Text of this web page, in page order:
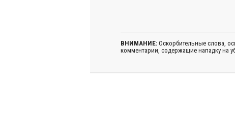
ВНИМАНИЕ: Оскорбительные слова,
комментарии, содержащие нападку на